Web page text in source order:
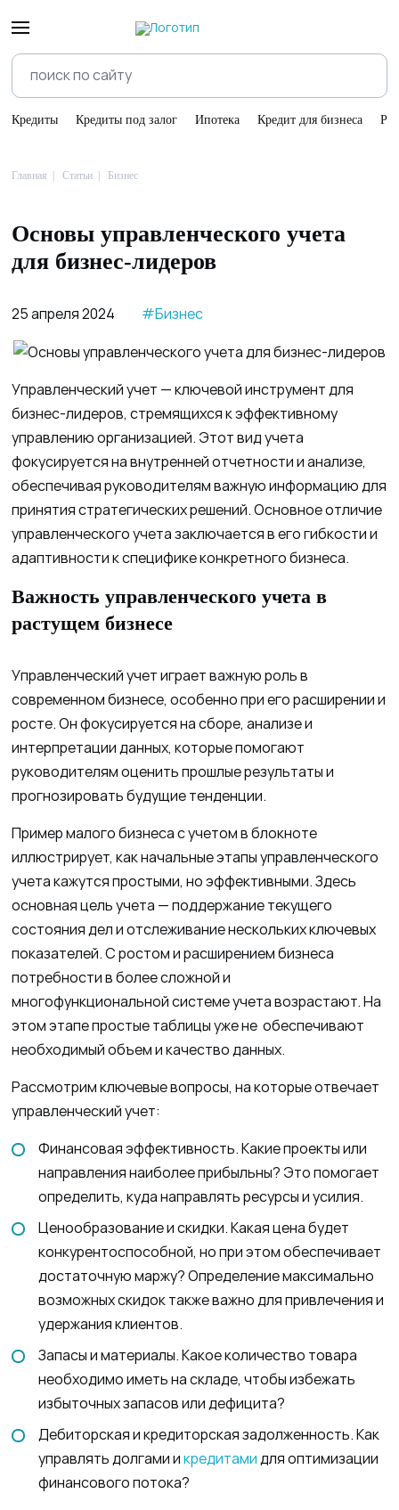
Кредиты Кредиты под залог Ипотека Кредит для бизнеса
Главная Статьи Бизнес
Основы управленческого учета
для бизнес-лидеров
25 апреля 2024 #Бизнес
Управленческий учет — ключевой инструмент для
бизнес-лидеров, стремящихся к эффективному
управлению организацией. Этот вид учета
фокусируется на внутренней отчетности и анализе,
обеспечивая руководителям важную информацию для
принятия стратегических решений. Основное отличие
управленческого учета заключается в его гибкости и
адаптивности к специфике конкретного бизнеса.
Важность управленческого учета в
растущем бизнесе
Управленческий учет играет важную роль в
современном бизнесе, особенно при его расширении и
росте. Он фокусируется на сборе, анализе и
интерпретации данных, которые помогают
руководителям оценить прошлые результаты и
прогнозировать будущие тенденции.
Пример малого бизнеса с учетом в блокноте
иллюстрирует, как начальные этапы управленческого
учета кажутся простыми, но эффективными. Здесь
основная цель учета — поддержание текущего
состояния дел и отслеживание нескольких ключевых
показателей. С ростом и расширением бизнеса
потребности в более сложной и
многофункциональной системе учета возрастают. На
этом этапе простые таблицы уже не обеспечивают
необходимый объем и качество данных.
Рассмотрим ключевые вопросы, на которые отвечает
управленческий учет:
Финансовая эффективность. Какие проекты или
направления наиболее прибыльны? Это помогает
определить, куда направлять ресурсы и усилия.
Ценообразование и скидки. Какая цена будет
конкурентоспособной, но при этом обеспечивает
достаточную маржу? Определение максимально
возможных скидок также важно для привлечения и
удержания клиентов.
Запасы и материалы. Какое количество товара
необходимо иметь на складе, чтобы избежать
избыточных запасов или дефицита?
Дебиторская и кредиторская задолженность. Как
управлять долгами икредитамидля оптимизации
финансового потока?